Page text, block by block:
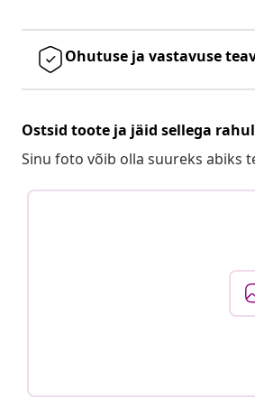
Ohutuse ja vastavuse
Ostsid toote ja jäid sellega
Sinu foto võib olla suureks abiks